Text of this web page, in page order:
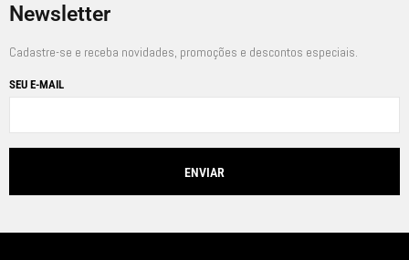
Newsletter
Cadastre-se e receba novidades, promoções e descontos especiais.
SEU E-MAIL